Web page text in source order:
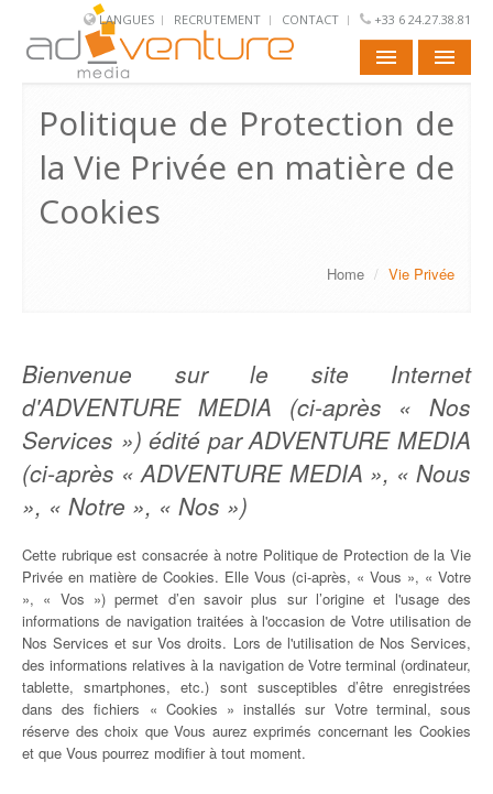
LANGUES RECRUTEMENT CONTACT +33 6 24.27.38.81
ACCUEIL
NOUS
DISPLAY
Politique de Protection de
la Vie Privée en matière de
Cookies
Home / Vie Privée
Bienvenue sur le site Internet
d'ADVENTURE MEDIA (ci-après « Nos
Services ») édité par ADVENTURE MEDIA
(ci-après « ADVENTURE MEDIA », « Nous
», « Notre », « Nos »)
Cette rubrique est consacrée à notre Politique de Protection de la Vie
Privée en matière de Cookies. Elle Vous (ci-après, « Vous », « Votre
», « Vos ») permet d’en savoir plus sur l’origine et l'usage des
informations de navigation traitées à l'occasion de Votre utilisation de
Nos Services et sur Vos droits. Lors de l'utilisation de Nos Services,
des informations relatives à la navigation de Votre terminal (ordinateur,
tablette, smartphones, etc.) sont susceptibles d’être enregistrées
dans des fichiers « Cookies » installés sur Votre terminal, sous
réserve des choix que Vous aurez exprimés concernant les Cookies
et que Vous pourrez modifier à tout moment.